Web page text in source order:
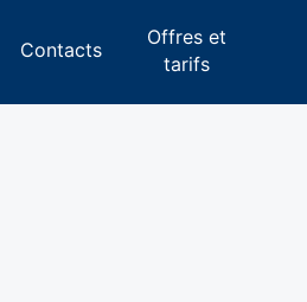
Contacts
Offres et
tarifs